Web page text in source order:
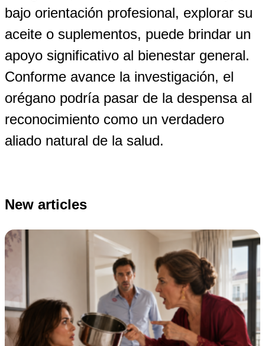
bajo orientación profesional, explorar su
aceite o suplementos, puede brindar un
apoyo significativo al bienestar general.
Conforme avance la investigación, el
orégano podría pasar de la despensa al
reconocimiento como un verdadero
aliado natural de la salud.
New articles